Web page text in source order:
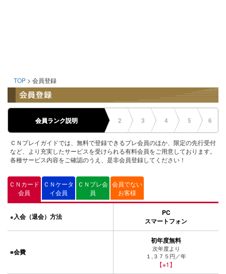
TOP > 会員登録
会員ランク説明 2 3 4 5 6
ＣＮプレイガイドでは、無料で登録できるプレ会員のほか、限定の先行受付
など、より充実したサービスを受けられる有料会員をご用意しております。
各種サービス内容をご確認のうえ、是非会員登録してください！
ＣＮカード
会員
ＣＮケータ
イ会員
ＣＮプレ会
員
会員でない
お客様
●入会（退会）方法
PC
スマートフォン
■会費
初年度無料
次年度より
１,３７５円／年
【※1】